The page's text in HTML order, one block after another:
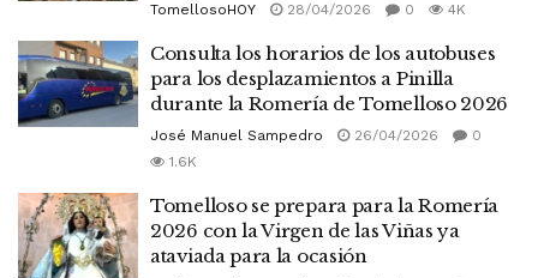
TomellosoHOY 28/04/2026 0 4K
Consulta los horarios de los autobuses
para los desplazamientos a Pinilla
durante la Romería de Tomelloso 2026
José Manuel Sampedro 26/04/2026
0
1.6K
Tomelloso se prepara para la Romería
2026 con la Virgen de las Viñas ya
ataviada para la ocasión